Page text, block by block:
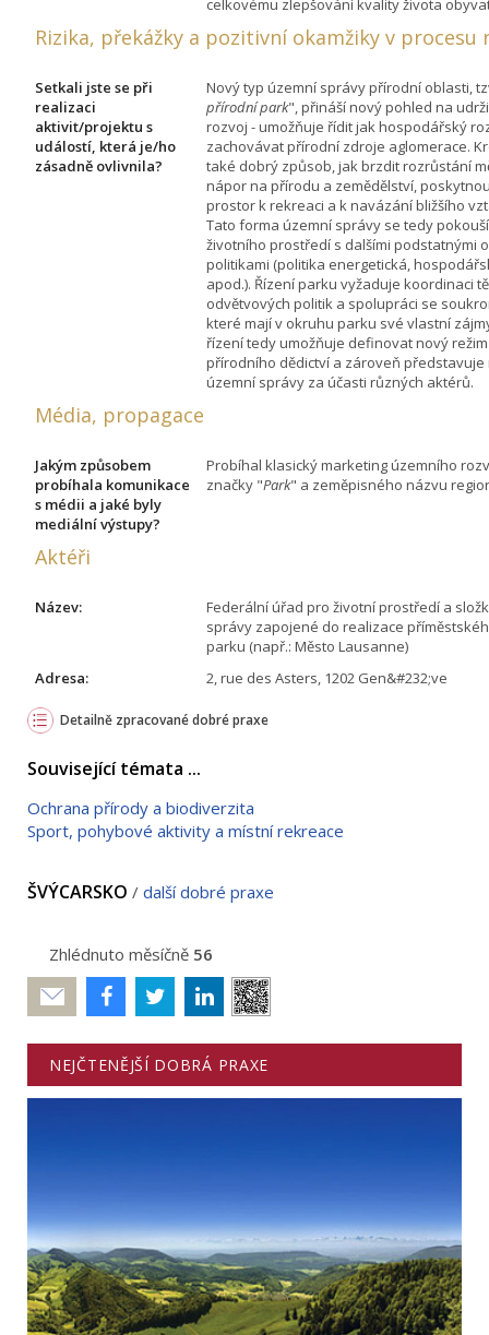
celkovému zlepšování kvality života
Rizika, překážky a pozitivní okamžiky v procesu
Setkali jste se při
realizaci
aktivit/projektu s
událostí, která je/ho
zásadně ovlivnila?
Nový typ územní správy přírodní oblasti,
přírodní park", přináší nový pohled na
rozvoj - umožňuje řídit jak hospodářský
zachovávat přírodní zdroje aglomerace.
také dobrý způsob, jak brzdit rozrůstání
nápor na přírodu a zemědělství,
prostor k rekreaci a k navázání bližšího
Tato forma územní správy se tedy
životního prostředí s dalšími podstatnými
politikami (politika energetická,
apod.). Řízení parku vyžaduje koordinaci
odvětvových politik a spolupráci se
které mají v okruhu parku své vlastní
řízení tedy umožňuje definovat nový
přírodního dědictví a zároveň
územní správy za účasti různých aktérů.
Média, propagace
Jakým způsobem
probíhala komunikace
s médii a jaké byly
mediální výstupy?
Probíhal klasický marketing územního
značky "Park" a zeměpisného názvu
Aktéři
Název:
Federální úřad pro životní prostředí a
správy zapojené do realizace
parku (např.: Město Lausanne)
Adresa:
2, rue des Asters, 1202 Gen&#232;ve
Detailně zpracované dobré praxe
Související témata ...
Ochrana přírody a biodiverzita
Sport, pohybové aktivity a místní rekreace
ŠVÝCARSKO / další dobré praxe
Zhlédnuto měsíčně 56
Poslat
NEJČTENĚJŠÍ DOBRÁ PRAXE